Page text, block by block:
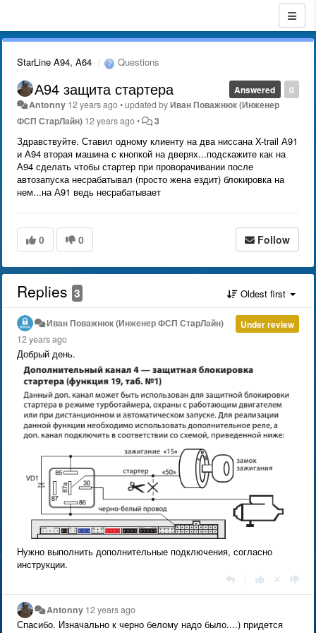
StarLine A94, A64 Questions
0
Answered
А94 защита стартера
Antonny 12 years ago•updated byИван Поважнюк (Инженер
ФСП СтарЛайн) 12 years ago• 3
Здравствуйте. Ставил одному клиенту на два ниссана X-trail А91
и А94 вторая машина с кнопкой на дверях...подскажите как на
А94 сделать чтобы стартер при проворачивании после
автозапуска несрабатывал (просто жена ездит) блокировка на
нем...на А91 ведь несрабатывает
0 0 Follow
Replies 3 Oldest first
Under review
Иван Поважнюк (Инженер ФСП СтарЛайн)
12 years ago
Добрый день.
Нужно выполнить дополнительные подключения, согласно
инструкции.
Antonny 12 years ago
Спасибо. Изначально к черно белому надо было....) придется